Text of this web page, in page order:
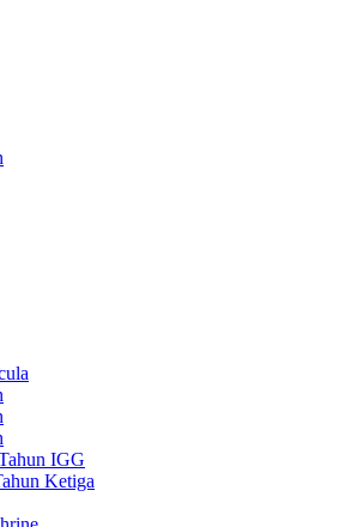
IGG
Ketiga